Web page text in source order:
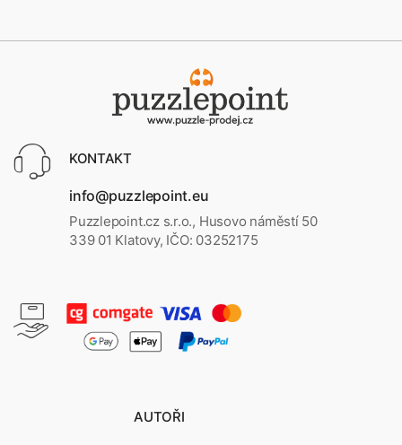
KONTAKT
info@puzzlepoint.eu
Puzzlepoint.cz s.r.o., Husovo náměstí 50
339 01 Klatovy, IČO: 03252175
AUTOŘI